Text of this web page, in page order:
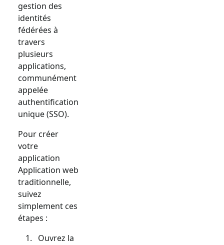
gestion des
identités
fédérées à
travers
plusieurs
applications,
communément
appelée
authentification
unique (SSO).
Pour créer
votre
application
Application web
traditionnelle,
suivez
simplement ces
étapes :
Ouvrez la